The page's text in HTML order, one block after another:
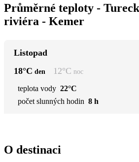
Průměrné teploty -
riviéra - Kemer
Listopad
18°C den 12°C noc
teplota vody 22°C
počet slunných hodin 8 h
O destinaci